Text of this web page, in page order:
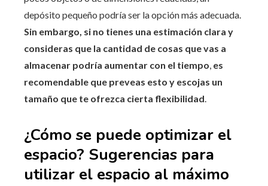
depósito pequeño podría ser la opción más adecuada.
Sin embargo, si no tienes una estimación clara y
consideras que la cantidad de cosas que vas a
almacenar podría aumentar con el tiempo, es
recomendable que preveas esto y escojas un
tamaño que te ofrezca cierta flexibilidad.
¿Cómo se puede optimizar el
espacio? Sugerencias para
utilizar el espacio al máximo